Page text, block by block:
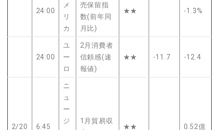
24:00
メ
リ
カ
売保留指
数(前年同
月比)
★★ -1.3%
24:00
ユ
ー
ロ
2月消費者
信頼感(速
報値)
★★ -11.7 -12.4
2/20 6:45
ニ
ュ
ー
ジ
1月貿易収
★★ 0.52億